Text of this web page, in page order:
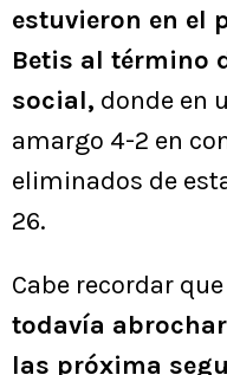
estuvieron en el
Betis al término
social, donde en
amargo 4-2 en
eliminados de
26.
Cabe recordar
todavía
las próxima